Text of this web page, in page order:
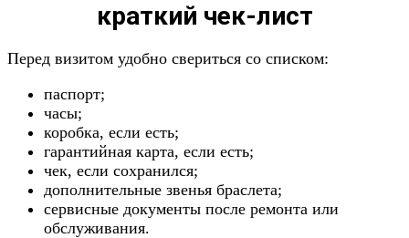
краткий чек-лист
Перед визитом удобно свериться со списком:
паспорт;
часы;
коробка, если есть;
гарантийная карта, если есть;
чек, если сохранился;
дополнительные звенья браслета;
сервисные документы после ремонта или
обслуживания.